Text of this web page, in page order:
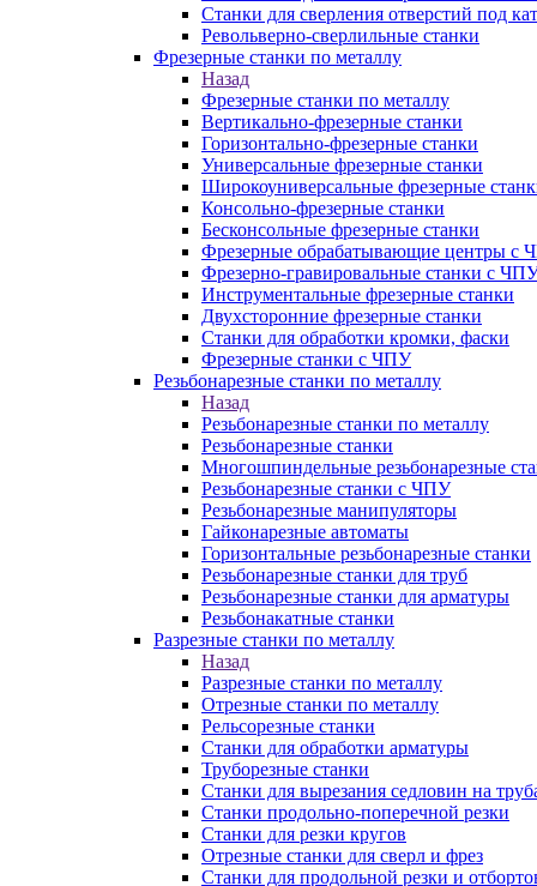
Станки для сверления отверстий под
Револьверно-сверлильные станки
Фрезерные станки по металлу
Назад
Фрезерные станки по металлу
Вертикально-фрезерные станки
Горизонтально-фрезерные станки
Универсальные фрезерные станки
Широкоуниверсальные фрезерные
Консольно-фрезерные станки
Бесконсольные фрезерные станки
Фрезерные обрабатывающие центры с
Фрезерно-гравировальные станки с
Инструментальные фрезерные станки
Двухсторонние фрезерные станки
Станки для обработки кромки, фаски
Фрезерные станки с ЧПУ
Резьбонарезные станки по металлу
Назад
Резьбонарезные станки по металлу
Резьбонарезные станки
Многошпиндельные резьбонарезные
Резьбонарезные станки с ЧПУ
Резьбонарезные манипуляторы
Гайконарезные автоматы
Горизонтальные резьбонарезные станки
Резьбонарезные станки для труб
Резьбонарезные станки для арматуры
Резьбонакатные станки
Разрезные станки по металлу
Назад
Разрезные станки по металлу
Отрезные станки по металлу
Рельсорезные станки
Станки для обработки арматуры
Труборезные станки
Станки для вырезания седловин на
Станки продольно-поперечной резки
Станки для резки кругов
Отрезные станки для сверл и фрез
Станки для продольной резки и